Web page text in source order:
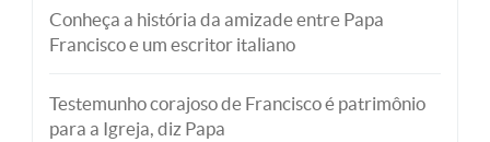
Conheça a história da amizade entre Papa
Francisco e um escritor italiano
Testemunho corajoso de Francisco é patrimônio
para a Igreja, diz Papa